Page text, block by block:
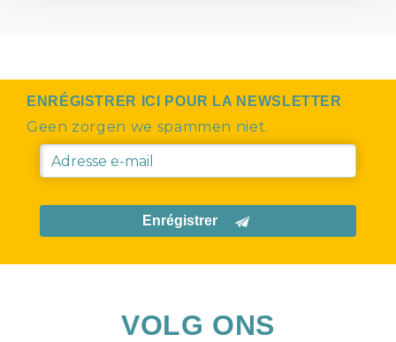
ENRÉGISTRER ICI POUR LA NEWSLETTER
Geen zorgen we spammen niet.
Enrégistrer
VOLG ONS